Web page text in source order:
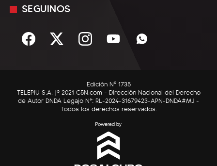
Sociedad
C5N Autos
RatingCero
Mediakit
Términos y condiciones
SEGUINOS
Edición Nº 1735
TELEPIU S.A. |© 2021 C5N.com - Dirección Nacional del Derecho
de Autor DNDA Legajo N°: RL-2024-31679423-APN-DNDA#MJ -
Todos los derechos reservados.